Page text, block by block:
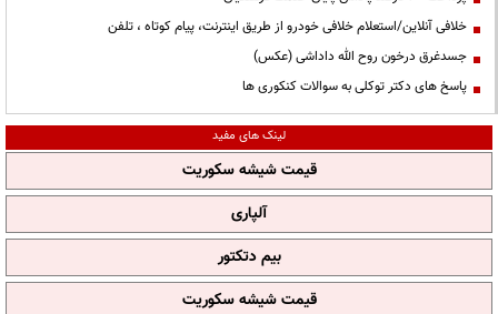
خلافی آنلاین/استعلام خلافی خودرو از طریق اینترنت، پیام کوتاه ، تلفن
جسدغرق درخون روح الله داداشی (عکس)
پاسخ های دکتر توکلی به سوالات کنکوری ها
لینک های مفید
قیمت شیشه سکوریت
آلپاری
بیم دتکتور
قیمت شیشه سکوریت